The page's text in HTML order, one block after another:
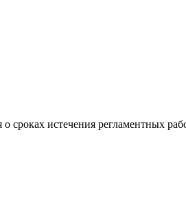
сроках истечения регламентных